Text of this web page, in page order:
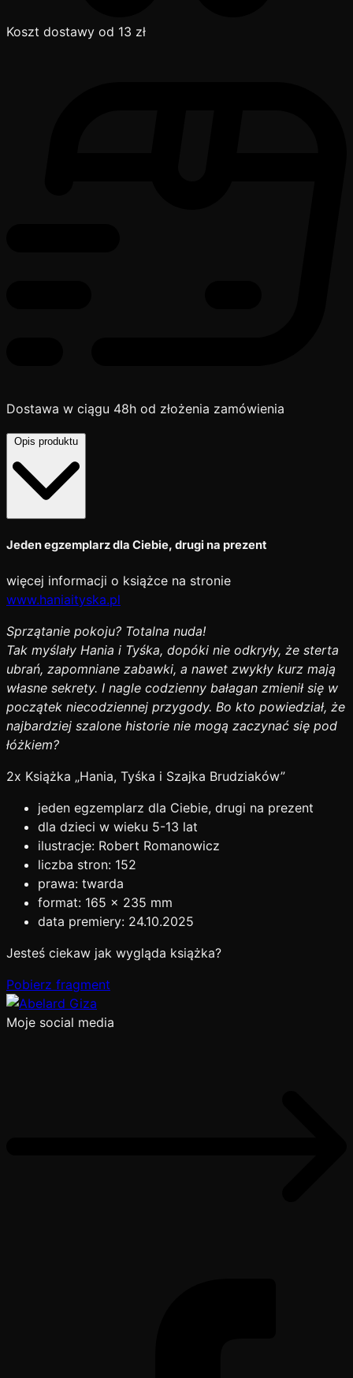
Koszt dostawy od 13 zł
Dostawa w ciągu 48h od złożenia zamówienia
Opis produktu
Jeden egzemplarz dla Ciebie, drugi na prezent
więcej informacji o książce na stronie
www.haniaityska.pl
Sprzątanie pokoju? Totalna nuda!
Tak myślały Hania i Tyśka, dopóki nie odkryły, że sterta
ubrań, zapomniane zabawki, a nawet zwykły kurz mają
własne sekrety. I nagle codzienny bałagan zmienił się w
początek niecodziennej przygody. Bo kto powiedział, że
najbardziej szalone historie nie mogą zaczynać się pod
łóżkiem?
2x Książka „Hania, Tyśka i Szajka Brudziaków”
jeden egzemplarz dla Ciebie, drugi na prezent
dla dzieci w wieku 5-13 lat
ilustracje: Robert Romanowicz
liczba stron: 152
prawa: twarda
format: 165 x 235 mm
data premiery: 24.10.2025
Jesteś ciekaw jak wygląda książka?
Pobierz fragment
Moje social media